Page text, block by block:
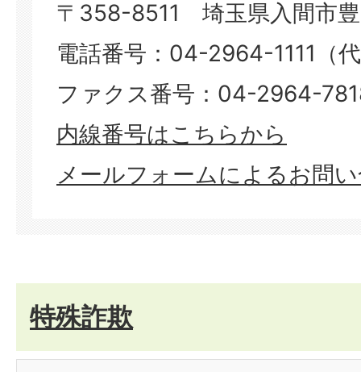
〒358-8511 埼玉県入間市
電話番号：04-2964-1111（
ファクス番号：04-2964-
内線番号はこちらから
メールフォームによるお問
特殊詐欺